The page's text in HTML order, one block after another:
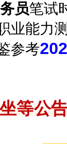
员笔试
业能力
参考
等公